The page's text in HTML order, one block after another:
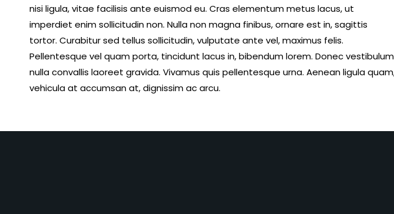
nisi ligula, vitae facilisis ante euismod eu. Cras elementum metus lacus, ut
imperdiet enim sollicitudin non. Nulla non magna finibus, ornare est in, sagittis
tortor. Curabitur sed tellus sollicitudin, vulputate ante vel, maximus felis.
Pellentesque vel quam porta, tincidunt lacus in, bibendum lorem. Donec vestibulum
nulla convallis laoreet gravida. Vivamus quis pellentesque urna. Aenean ligula
vehicula at accumsan at, dignissim ac arcu.